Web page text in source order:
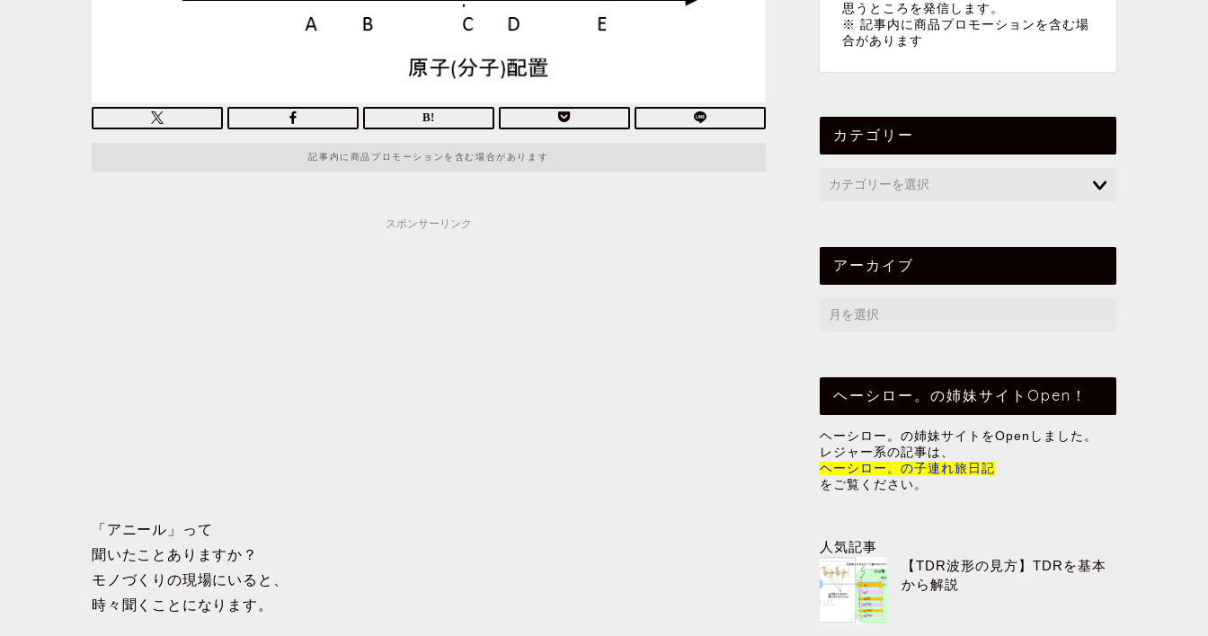
記事内に商品プロモーションを含む場合があります
スポンサーリンク
「アニール」って
聞いたことありますか？
モノづくりの現場にいると、
時々聞くことになります。
思うところを発信します。
※ 記事内に商品プロモーションを含む場
合があります
カテゴリー
アーカイブ
ヘーシロー。の姉妹サイトOpen！
ヘーシロー。の姉妹サイトをOpenしました。
レジャー系の記事は、
ヘーシロー。の子連れ旅日記
をご覧ください。
人気記事
【TDR波形の見方】TDRを基本
から解説